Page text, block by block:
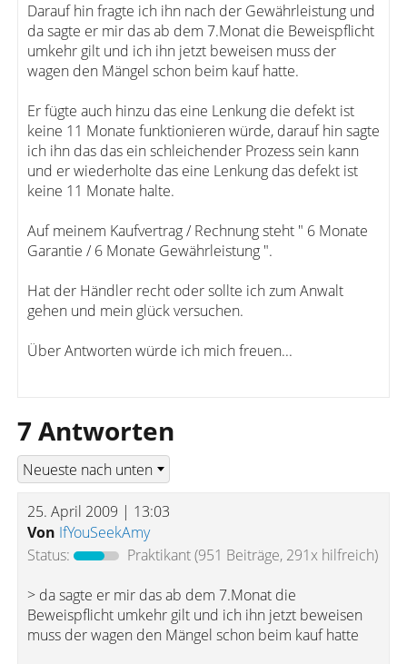
Darauf hin fragte ich ihn nach der Gewährleistung und
da sagte er mir das ab dem 7.Monat die Beweispflicht
umkehr gilt und ich ihn jetzt beweisen muss der
wagen den Mängel schon beim kauf hatte.
Er fügte auch hinzu das eine Lenkung die defekt ist
keine 11 Monate funktionieren würde, darauf hin sagte
ich ihn das das ein schleichender Prozess sein kann
und er wiederholte das eine Lenkung das defekt ist
keine 11 Monate halte.
Auf meinem Kaufvertrag / Rechnung steht " 6 Monate
Garantie / 6 Monate Gewährleistung ".
Hat der Händler recht oder sollte ich zum Anwalt
gehen und mein glück versuchen.
Über Antworten würde ich mich freuen...
7 Antworten
25. April 2009 | 13:03
Von IfYouSeekAmy
Status:
Praktikant(951 Beiträge, 291x hilfreich)
> da sagte er mir das ab dem 7.Monat die
Beweispflicht umkehr gilt und ich ihn jetzt beweisen
muss der wagen den Mängel schon beim kauf hatte